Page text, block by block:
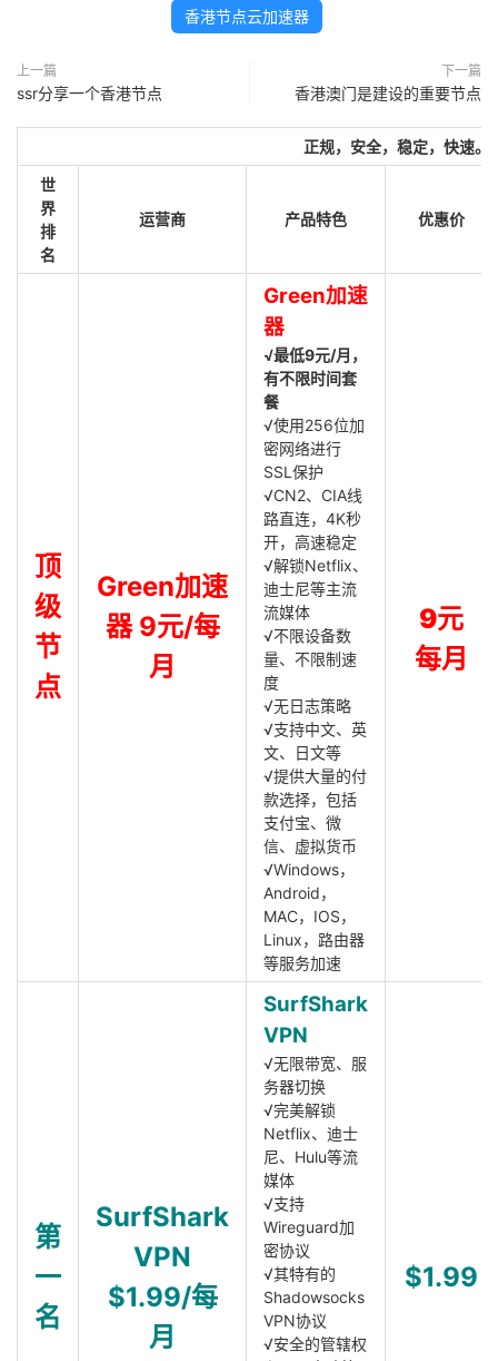
香港节点云加速器
上一篇
ssr分享一个香港节点
下一篇
香港澳门是建设的重要节点
正规，安全，稳定，快速。
世
界
排
名
运营商 产品特色 优惠价
顶
级
节
点
Green加速
器 9元/每
月
Green加速
器
√最低9元/月，
有不限时间套
餐
√使用256位加
密网络进行
SSL保护
√CN2、CIA线
路直连，4K秒
开，高速稳定
√解锁Netflix、
迪士尼等主流
流媒体
√不限设备数
量、不限制速
度
√无日志策略
√支持中文、英
文、日文等
√提供大量的付
款选择，包括
支付宝、微
信、虚拟货币
√Windows，
Android，
MAC，IOS，
Linux，路由器
等服务加速
9元
每月
第
一
名
SurfShark
VPN
$1.99/每
月
SurfShark
VPN
√无限带宽、服
务器切换
√完美解锁
Netflix、迪士
尼、Hulu等流
媒体
√支持
Wireguard加
密协议
√其特有的
Shadowsocks
VPN协议
√安全的管辖权
$1.99